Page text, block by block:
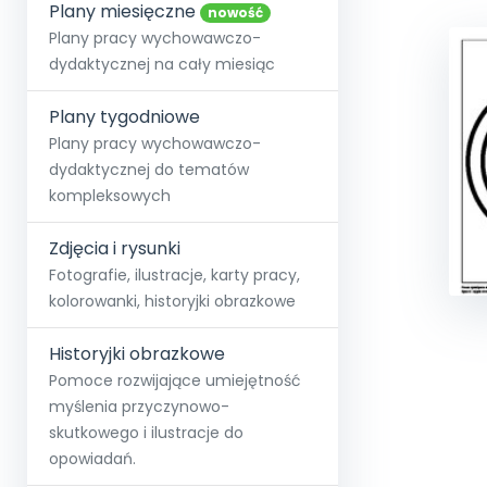
Społeczność
+48 12 631 04 10
kontakt@blizejprzedszkola.pl
O miesięczniku
Strona główna
Strefy,
O Akademii
Akademia
Poznaj pakiet MAX
Testuj przez 7 dni
E-
Pełen
Wszystkie projekty
Skontaktuj się
Dodaj wpis
Plany miesięczne nowość
Plany pracy wychowawczo-
dydaktycznej na cały miesiąc
Plany tygodniowe
Plany pracy wychowawczo-
dydaktycznej do tematów
kompleksowych
Zdjęcia i rysunki
Fotografie, ilustracje, karty pracy,
kolorowanki, historyjki obrazkowe
Historyjki obrazkowe
Pomoce rozwijające umiejętność
myślenia przyczynowo-
skutkowego i ilustracje do
opowiadań.